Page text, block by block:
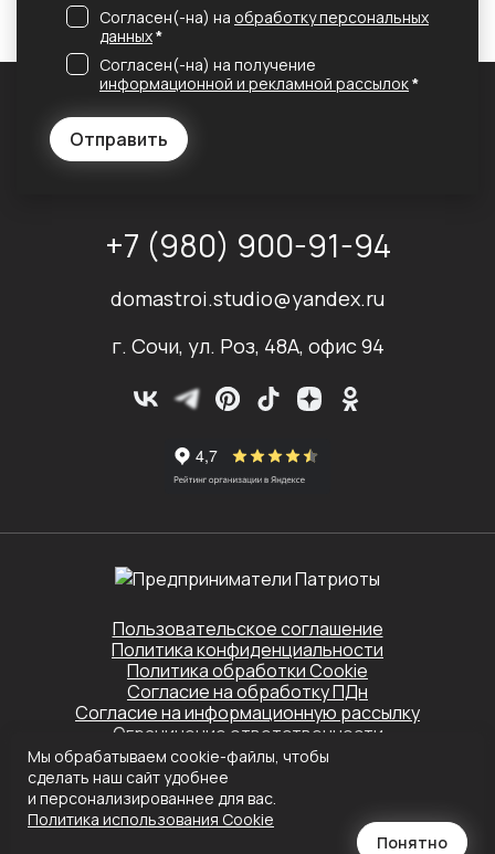
Отправить
Согласен(-на) на обработку персональных
данных*
Согласен(-на) на получение
информационной и рекламной рассылок*
+7 (980) 900-91-94
domastroi.studio@yandex.ru
г. Сочи, ул. Роз, 48А, офис 94
Пользовательское соглашение
Политика конфиденциальности
Политика обработки Cookie
Согласие на обработку ПДн
Согласие на информационную рассылку
Ограничение ответственности
Этот сайт защищён Yandex SmartCaptcha.
ПрименяютсяПолитика конфиденциальности
Создание сайта
Мы обрабатываем cookie-файлы, чтобы
сделать наш сайт удобнее
и персонализированнее для вас.
Политика использования Сookie
Понятно